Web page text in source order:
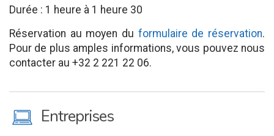
Durée : 1 heure à 1 heure 30
Réservation au moyen du formulaire de réservation.
Pour de plus amples informations, vous pouvez nous
contacter au +32 2 221 22 06.
M Entreprises